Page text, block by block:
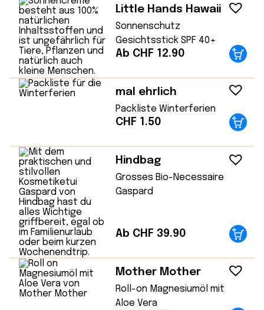
Little Hands Hawaii
Sonnenschutz
Gesichtsstick SPF 40+
Ab CHF 12.90
mal ehrlich
Packliste Winterferien
CHF 1.50
Hindbag
Grosses Bio-Necessaire
Gaspard
Ab CHF 39.90
Mother Mother
Roll-on Magnesiumöl mit
Aloe Vera